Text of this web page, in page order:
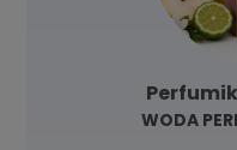
WODA